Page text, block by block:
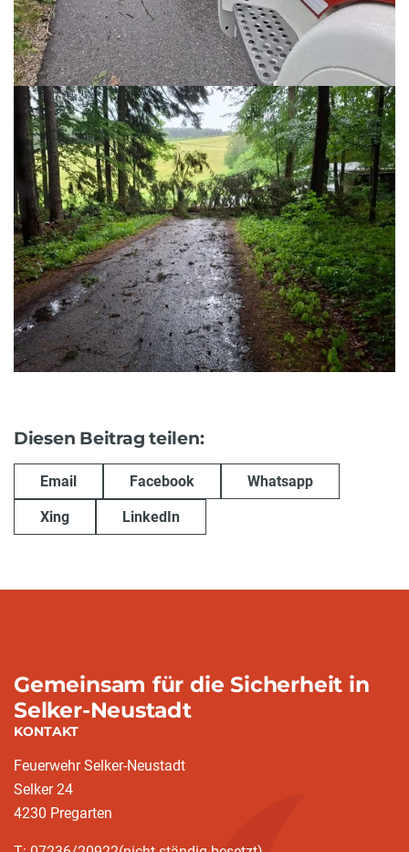
Diesen Beitrag teilen:
Email Facebook Whatsapp
Xing LinkedIn
Gemeinsam für die Sicherheit in
Selker-Neustadt
KONTAKT
Feuerwehr Selker-Neustadt
Selker 24
4230 Pregarten